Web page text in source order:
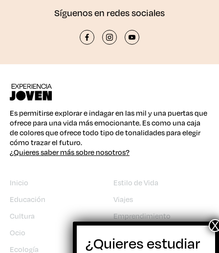
Síguenos en redes sociales
Es permitirse explorar e indagar en las mil y una puertas que
ofrece para una vida más emocionante. Es como una caja
de colores que ofrece todo tipo de tonalidades para elegir
cómo trazar el futuro.
¿Quieres saber más sobre nosotros?
Inicio
Educación
Cultura
Ocio
Ecología
Estilo de Vida
Viajes
Emprendimiento